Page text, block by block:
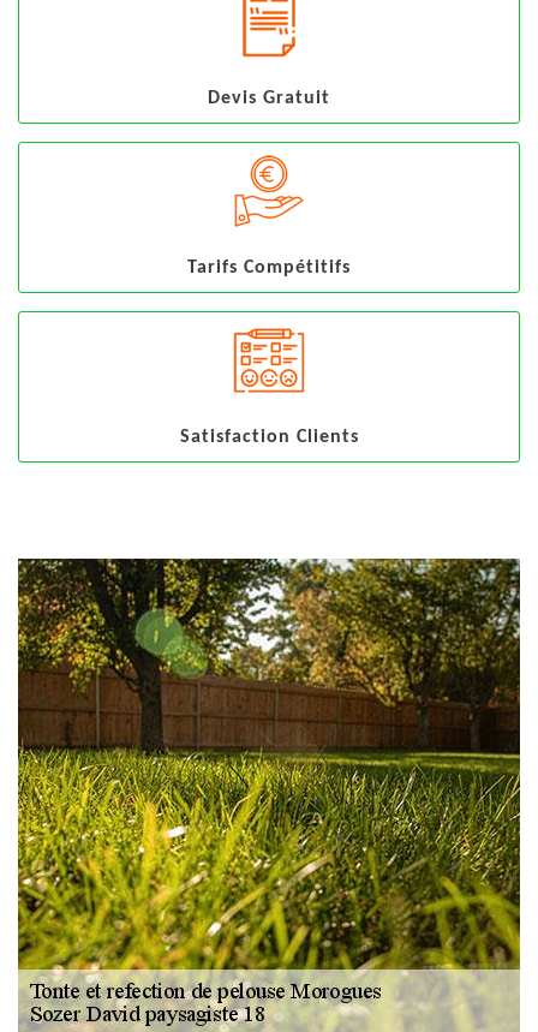
Devis Gratuit
Tarifs Compétitifs
Satisfaction Clients